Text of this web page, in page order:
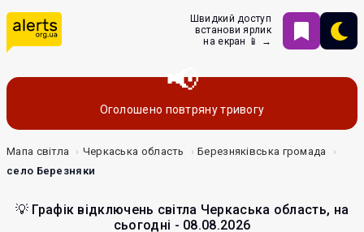
Швидкий доступ
встанови ярлик
на екран 📱 →
Оголошено повтряну тривогу
Мапа світла Черкаська область
Березняківська громада
село Березняки
💡 Графік відключень світла Черкаська область, на
сьогодні - 08.08.2026